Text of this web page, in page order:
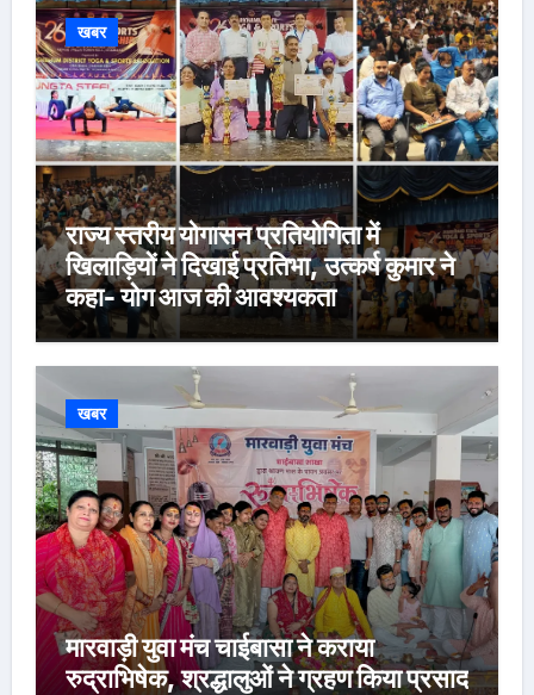
खबर
राज्य स्तरीय योगासन प्रतियोगिता में
खिलाड़ियों ने दिखाई प्रतिभा, उत्कर्ष कुमार ने
कहा- योग आज की आवश्यकता
खबर
मारवाड़ी युवा मंच चाईबासा ने कराया
रुद्राभिषेक, श्रद्धालुओं ने ग्रहण किया प्रसाद